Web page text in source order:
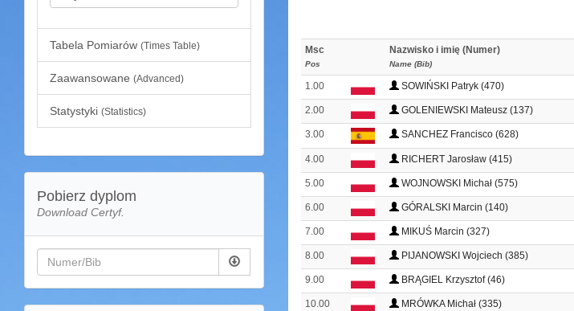
Tabela Pomiarów (Times Table)
Zaawansowane (Advanced)
Statystyki (Statistics)
Pobierz dyplom
Download Certyf.
Msc
Pos
Nazwisko i imię (Numer)
Name (Bib)
1.00 SOWIŃSKI Patryk (470)
2.00 GOLENIEWSKI Mateusz (137)
3.00 SANCHEZ Francisco (628)
4.00 RICHERT Jarosław (415)
5.00 WOJNOWSKI Michał (575)
6.00 GÓRALSKI Marcin (140)
7.00 MIKUŚ Marcin (327)
8.00 PIJANOWSKI Wojciech (385)
9.00 BRĄGIEL Krzysztof (46)
10.00 MRÓWKA Michał (335)